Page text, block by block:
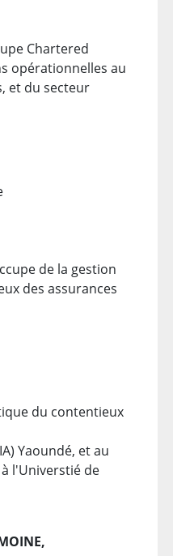
Chartered
opérationnelles au
et du secteur
de la gestion
des assurances
du contentieux
Yaoundé, et au
l'Universtié de